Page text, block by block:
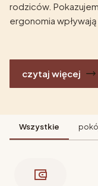
rodziców.
ergonomia
czytaj więcej
Wszystkie